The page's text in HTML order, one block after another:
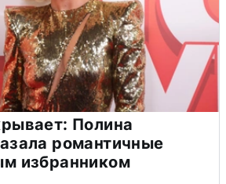
Полина
романтичные
избранником